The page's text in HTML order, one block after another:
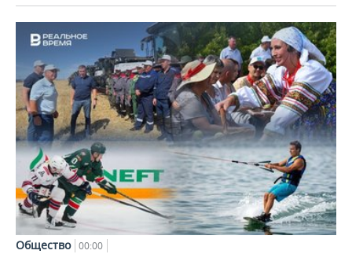
Общество 00:00